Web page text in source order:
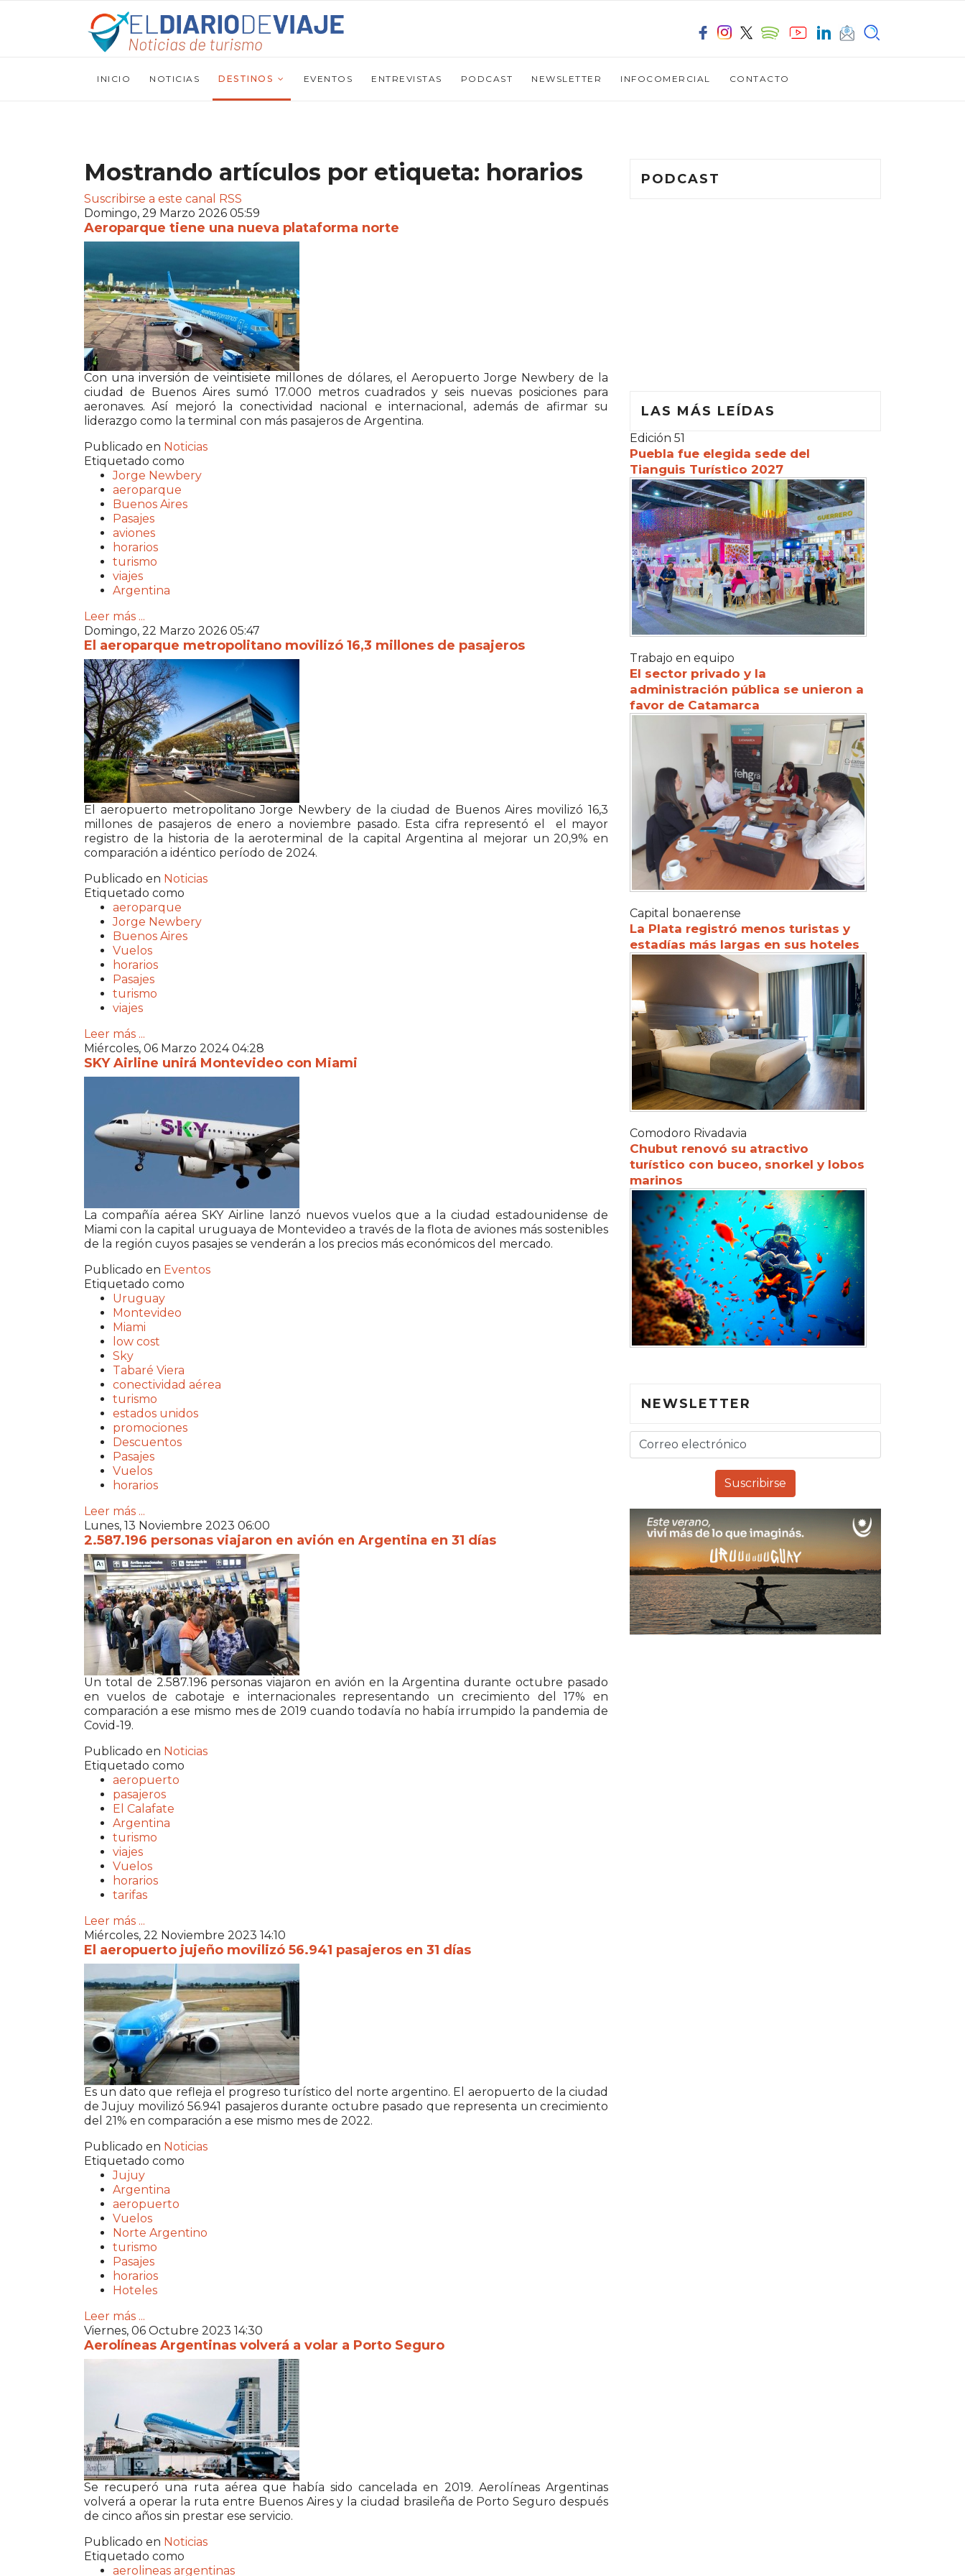
INICIO NOTICIAS DESTINOS EVENTOS ENTREVISTAS PODCAST NEWSLETTER INFOCOMERCIAL CONTACTO
Mostrando artículos por etiqueta: horarios
Suscribirse a este canal RSS
Domingo, 29 Marzo 2026 05:59
Aeroparque tiene una nueva plataforma norte
Con una inversión de veintisiete millones de dólares, el Aeropuerto Jorge Newbery de la
ciudad de Buenos Aires sumó 17.000 metros cuadrados y seis nuevas posiciones para
aeronaves. Así mejoró la conectividad nacional e internacional, además de afirmar su
liderazgo como la terminal con más pasajeros de Argentina.
Publicado en Noticias
Etiquetado como
Jorge Newbery
aeroparque
Buenos Aires
Pasajes
aviones
horarios
turismo
viajes
Argentina
Leer más ...
Domingo, 22 Marzo 2026 05:47
El aeroparque metropolitano movilizó 16,3 millones de pasajeros
El aeropuerto metropolitano Jorge Newbery de la ciudad de Buenos Aires movilizó 16,3
millones de pasajeros de enero a noviembre pasado. Esta cifra representó el el mayor
registro de la historia de la aeroterminal de la capital Argentina al mejorar un 20,9% en
comparación a idéntico período de 2024.
Publicado en Noticias
Etiquetado como
aeroparque
Jorge Newbery
Buenos Aires
Vuelos
horarios
Pasajes
turismo
viajes
Leer más ...
Miércoles, 06 Marzo 2024 04:28
SKY Airline unirá Montevideo con Miami
La compañía aérea SKY Airline lanzó nuevos vuelos que a la ciudad estadounidense de
Miami con la capital uruguaya de Montevideo a través de la flota de aviones más sostenibles
de la región cuyos pasajes se venderán a los precios más económicos del mercado.
Publicado en Eventos
Etiquetado como
Uruguay
Montevideo
Miami
low cost
Sky
Tabaré Viera
conectividad aérea
turismo
estados unidos
promociones
Descuentos
Pasajes
Vuelos
horarios
Leer más ...
Lunes, 13 Noviembre 2023 06:00
2.587.196 personas viajaron en avión en Argentina en 31 días
Un total de 2.587.196 personas viajaron en avión en la Argentina durante octubre pasado
en vuelos de cabotaje e internacionales representando un crecimiento del 17% en
comparación a ese mismo mes de 2019 cuando todavía no había irrumpido la pandemia de
Covid-19.
Publicado en Noticias
Etiquetado como
aeropuerto
pasajeros
El Calafate
Argentina
turismo
viajes
Vuelos
horarios
tarifas
Leer más ...
Miércoles, 22 Noviembre 2023 14:10
El aeropuerto jujeño movilizó 56.941 pasajeros en 31 días
Es un dato que refleja el progreso turístico del norte argentino. El aeropuerto de la ciudad
de Jujuy movilizó 56.941 pasajeros durante octubre pasado que representa un crecimiento
del 21% en comparación a ese mismo mes de 2022.
Publicado en Noticias
Etiquetado como
Jujuy
Argentina
aeropuerto
Vuelos
Norte Argentino
turismo
Pasajes
horarios
Hoteles
Leer más ...
Viernes, 06 Octubre 2023 14:30
Aerolíneas Argentinas volverá a volar a Porto Seguro
Se recuperó una ruta aérea que había sido cancelada en 2019. Aerolíneas Argentinas
volverá a operar la ruta entre Buenos Aires y la ciudad brasileña de Porto Seguro después
de cinco años sin prestar ese servicio.
Publicado en Noticias
Etiquetado como
aerolineas argentinas
PODCAST
LAS MÁS LEÍDAS
Edición 51
Puebla fue elegida sede del
Tianguis Turístico 2027
Trabajo en equipo
El sector privado y la
administración pública se unieron a
favor de Catamarca
Capital bonaerense
La Plata registró menos turistas y
estadías más largas en sus hoteles
Comodoro Rivadavia
Chubut renovó su atractivo
turístico con buceo, snorkel y lobos
marinos
NEWSLETTER